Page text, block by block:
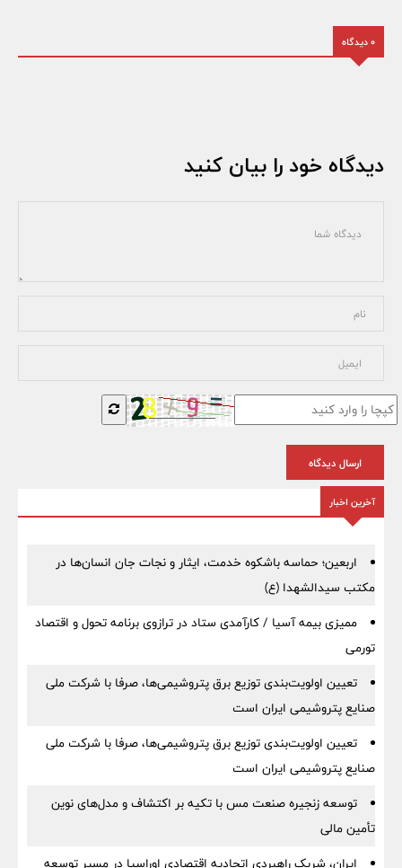
0 دیدگاه
دیدگاه خود را بیان کنید
ارسال دیدگاه
آخرین اخبار
اربعین؛ حماسه باشکوه خدمت، ایثار و نجات جان انسان‌ها در
مکتب سیدالشهدا (ع)
ممیزی بیمه آسیا / کارآمدی ستاد در ترازوی برنامه تحول و اقتصاد
تورمی
تعیین اولویت‌بندی توزیع برق پتروشیمی‌ها، صرفا با شرکت ملی
صنایع پتروشیمی ایران است
تعیین اولویت‌بندی توزیع برق پتروشیمی‌ها، صرفا با شرکت ملی
صنایع پتروشیمی ایران است
توسعه زنجیره صنعت مس با تکیه بر اکتشاف و مدل‌های نوین
تأمین مالی
ایران، شریک راهبردی اتحادیه اقتصادی اوراسیا در مسیر توسعه